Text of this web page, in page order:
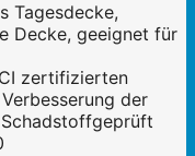
Tagesdecke,
Decke, geeignet für
zertifizierten
der